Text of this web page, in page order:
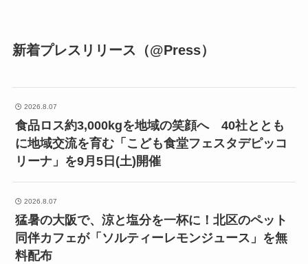
新着プレスリリース（@Press）
2026.8.07
食品ロス約3,000kgを地域の笑顔へ 40社ととも
に地域交流を育む「こども食堂フェスタデピッコ
リーナ」を9月5日(土)開催
2026.8.07
猛暑の大阪で、涼と塩分を一杯に！北区のペット
同伴カフェが「ソルティーレモンジュース」を無
料配布